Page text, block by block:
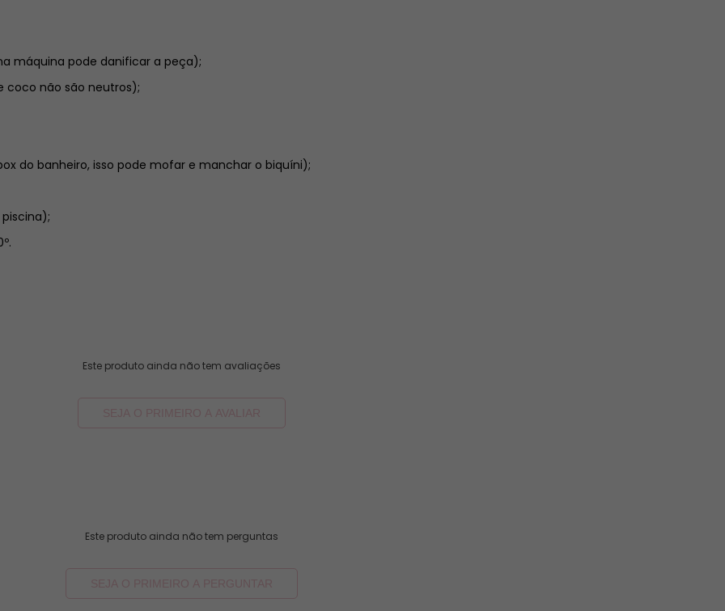
máquina pode danificar a peça);
coco não são neutros);
do banheiro, isso pode mofar e manchar o biquíni);
Este produto ainda não tem avaliações
SEJA O PRIMEIRO A AVALIAR
Este produto ainda não tem perguntas
SEJA O PRIMEIRO A PERGUNTAR